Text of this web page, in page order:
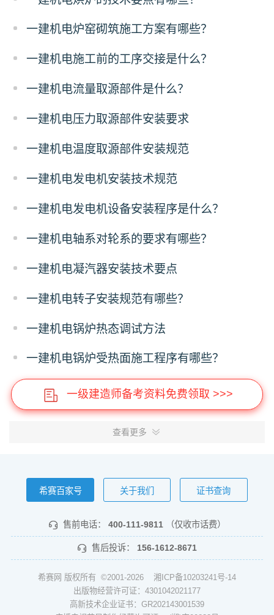
一建机电炉窑砌筑施工方案有哪些？
一建机电施工前的工序交接是什么？
一建机电流量取源部件是什么？
一建机电压力取源部件安装要求
一建机电温度取源部件安装规范
一建机电发电机安装技术规范
一建机电发电机设备安装程序是什么？
一建机电轴系对轮系的要求有哪些？
一建机电凝汽器安装技术要点
一建机电转子安装规范有哪些？
一建机电锅炉热态调试方法
一建机电锅炉受热面施工程序有哪些？
一级建造师备考资料免费领取 >>>
查看更多
希赛百家号 关于我们 证书查询
售前电话： 400-111-9811 （仅收市话费）
售后投诉： 156-1612-8671
希赛网 版权所有 ©2001-2026 湘ICP备10203241号-14
出版物经营许可证：4301042021177
高新技术企业证书：GR202143001539